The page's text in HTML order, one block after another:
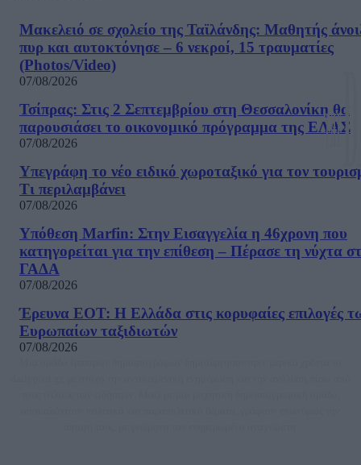
Μακελειό σε σχολείο της Ταϊλάνδης: Μαθητής
πυρ και αυτοκτόνησε – 6 νεκροί, 15 τραυματίες
(Photos/Video)
07/08/2026
Τσίπρας: Στις 2 Σεπτεμβρίου στη Θεσσαλονίκη θα
παρουσιάσει το οικονομικό πρόγραμμα της ΕΛΑΣ
07/08/2026
Υπεγράφη το νέο ειδικό χωροταξικό για τον
Τι περιλαμβάνει
07/08/2026
Υπόθεση Marfin: Στην Εισαγγελία η 46χρονη που
κατηγορείται για την επίθεση – Πέρασε τη νύχτα
ΓΑΔΑ
07/08/2026
Έρευνα ΕΟΤ: Η Ελλάδα στις κορυφαίες επιλογές
Ευρωπαίων ταξιδιωτών
07/08/2026